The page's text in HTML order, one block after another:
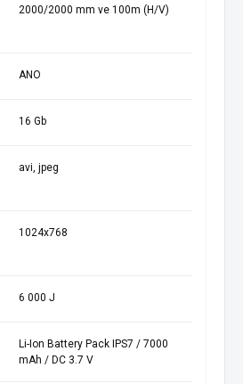
2000/2000 mm ve 100m (H/V)
ANO
16 Gb
avi, jpeg
1024x768
6 000 J
Li-Ion Battery Pack IPS7 / 7000
mAh / DC 3.7 V